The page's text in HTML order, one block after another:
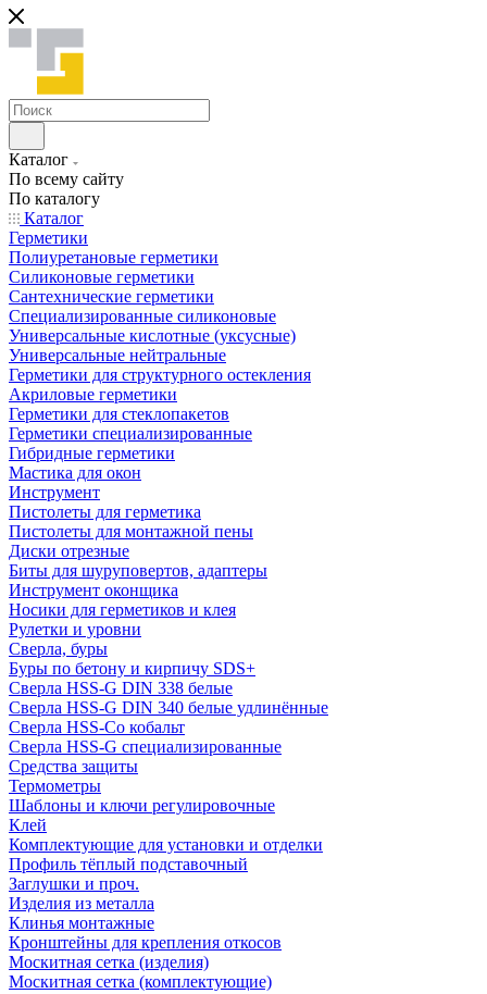
Каталог
По всему сайту
По каталогу
Каталог
Герметики
Полиуретановые герметики
Силиконовые герметики
Сантехнические герметики
Специализированные силиконовые
Универсальные кислотные (уксусные)
Универсальные нейтральные
Герметики для структурного остекления
Акриловые герметики
Герметики для стеклопакетов
Герметики специализированные
Гибридные герметики
Мастика для окон
Инструмент
Пистолеты для герметика
Пистолеты для монтажной пены
Диски отрезные
Биты для шуруповертов, адаптеры
Инструмент оконщика
Носики для герметиков и клея
Рулетки и уровни
Сверла, буры
Буры по бетону и кирпичу SDS+
Сверла HSS-G DIN 338 белые
Сверла HSS-G DIN 340 белые удлинённые
Сверла HSS-Co кобальт
Сверла HSS-G специализированные
Средства защиты
Термометры
Шаблоны и ключи регулировочные
Клей
Комплектующие для установки и отделки
Профиль тёплый подставочный
Заглушки и проч.
Изделия из металла
Клинья монтажные
Кронштейны для крепления откосов
Москитная сетка (изделия)
Москитная сетка (комплектующие)